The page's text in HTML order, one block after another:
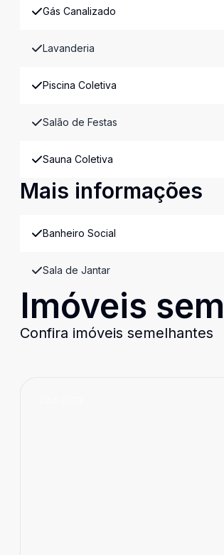
Gás Canalizado
Lavanderia
Piscina Coletiva
Salão de Festas
Sauna Coletiva
Mais informações
Banheiro Social
Sala de Jantar
Imóveis
Confira imóveis semelhantes